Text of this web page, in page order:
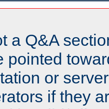
a Q&A
pointed
or
if they